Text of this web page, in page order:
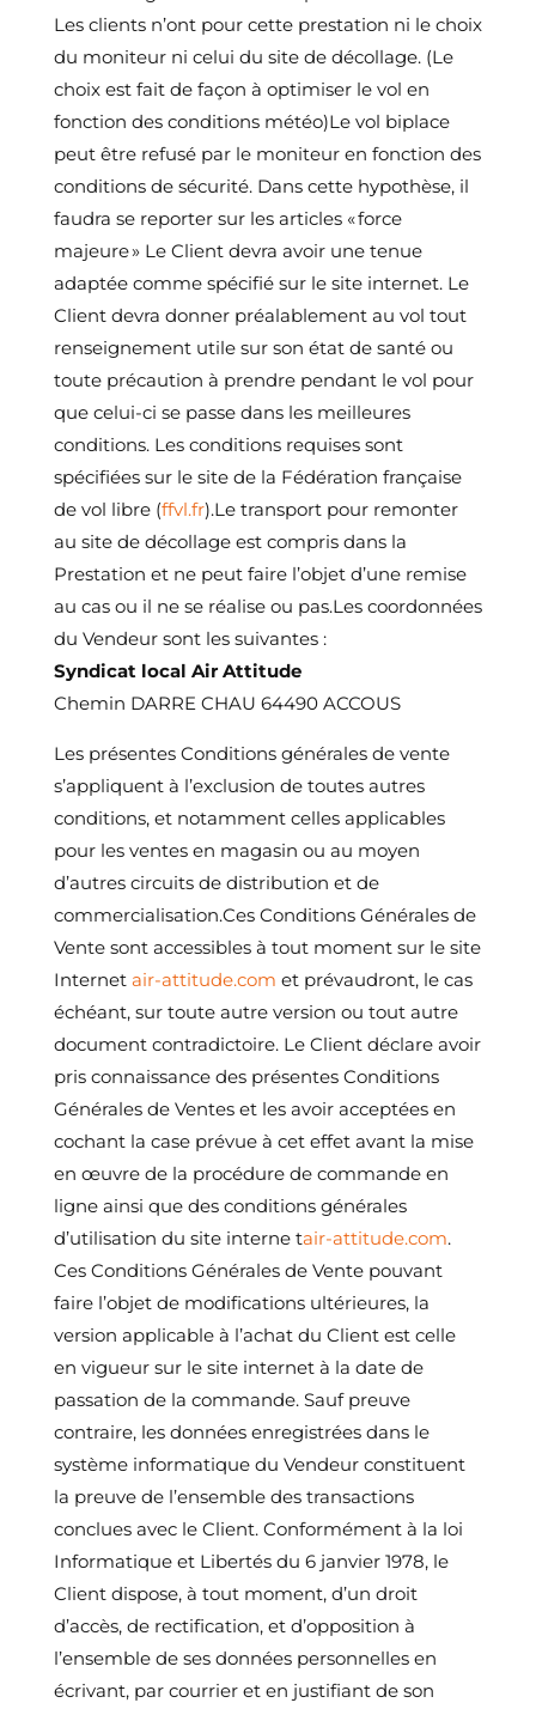
Les clients n’ont pour cette prestation ni le choix
du moniteur ni celui du site de décollage. (Le
choix est fait de façon à optimiser le vol en
fonction des conditions météo)Le vol biplace
peut être refusé par le moniteur en fonction des
conditions de sécurité. Dans cette hypothèse, il
faudra se reporter sur les articles « force
majeure » Le Client devra avoir une tenue
adaptée comme spécifié sur le site internet. Le
Client devra donner préalablement au vol tout
renseignement utile sur son état de santé ou
toute précaution à prendre pendant le vol pour
que celui-ci se passe dans les meilleures
conditions. Les conditions requises sont
spécifiées sur le site de la Fédération française
de vol libre (ffvl.fr).Le transport pour remonter
au site de décollage est compris dans la
Prestation et ne peut faire l’objet d’une remise
au cas ou il ne se réalise ou pas.Les coordonnées
du Vendeur sont les suivantes :
Syndicat local Air Attitude
Chemin DARRE CHAU 64490 ACCOUS
Les présentes Conditions générales de vente
s’appliquent à l’exclusion de toutes autres
conditions, et notamment celles applicables
pour les ventes en magasin ou au moyen
d’autres circuits de distribution et de
commercialisation.Ces Conditions Générales de
Vente sont accessibles à tout moment sur le site
Internet air-attitude.com et prévaudront, le cas
échéant, sur toute autre version ou tout autre
document contradictoire. Le Client déclare avoir
pris connaissance des présentes Conditions
Générales de Ventes et les avoir acceptées en
cochant la case prévue à cet effet avant la mise
en œuvre de la procédure de commande en
ligne ainsi que des conditions générales
d’utilisation du site interne tair-attitude.com.
Ces Conditions Générales de Vente pouvant
faire l’objet de modifications ultérieures, la
version applicable à l’achat du Client est celle
en vigueur sur le site internet à la date de
passation de la commande. Sauf preuve
contraire, les données enregistrées dans le
système informatique du Vendeur constituent
la preuve de l’ensemble des transactions
conclues avec le Client. Conformément à la loi
Informatique et Libertés du 6 janvier 1978, le
Client dispose, à tout moment, d’un droit
d’accès, de rectification, et d’opposition à
l’ensemble de ses données personnelles en
écrivant, par courrier et en justifiant de son